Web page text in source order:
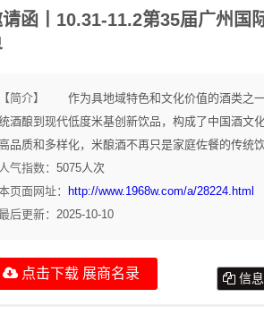
请函丨10.31-11.2第35届广州国
【简介】
作为具地域特色和文化价值的酒类之一
酒酿到现代低度米基创新饮品，构成了中国酒文
品质和多样化，米酿酒不再只是家庭佐餐的传统
人气指数： 5075人次
页面网址：
http://www.1968w.com/a/28224.html
后更新： 2025-10-10
点击下载 展商名录 信